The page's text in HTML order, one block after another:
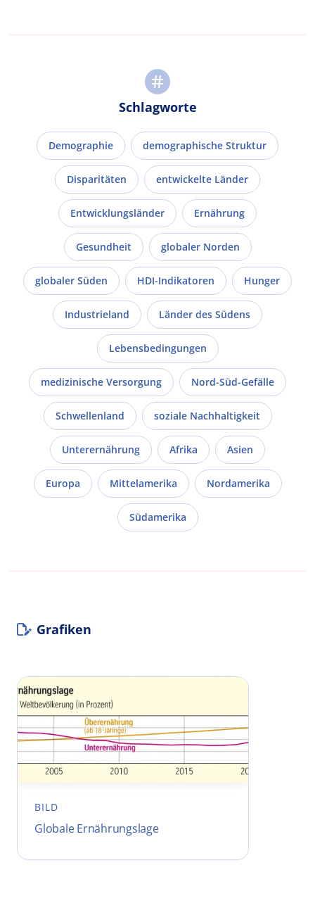
Schlagworte
Demographie demographische Struktur
Disparitäten entwickelte Länder
Entwicklungsländer Ernährung
Gesundheit globaler Norden
globaler Süden HDI-Indikatoren Hunger
Industrieland Länder des Südens
Lebensbedingungen
medizinische Versorgung Nord-Süd-Gefälle
Schwellenland soziale Nachhaltigkeit
Unterernährung Afrika Asien
Europa Mittelamerika Nordamerika
Südamerika
Grafiken
BILD
Globale Ernährungslage